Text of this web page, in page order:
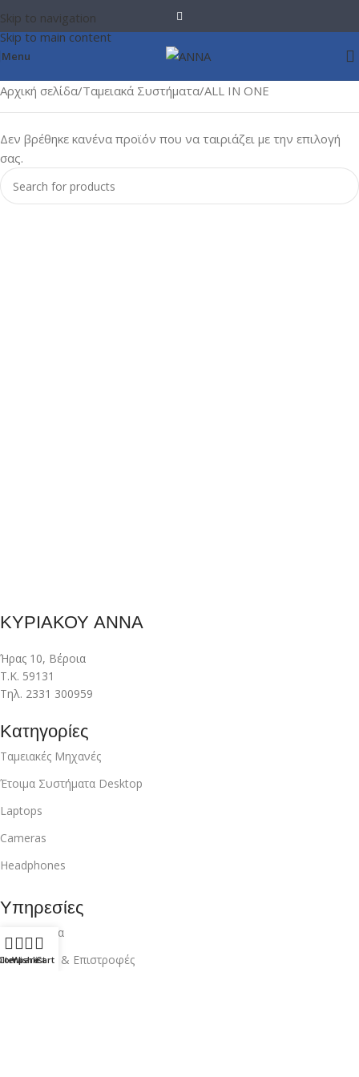
Skip to navigation
Skip to main content
Menu
Αρχική σελίδα Ταμειακά Συστήματα ALL IN ONE
Δεν βρέθηκε κανένα προϊόν που να ταιριάζει με την επιλογή
σας.
ΚΥΡΙΑΚΟΥ ΑΝΝΑ
Ήρας 10, Βέροια
Τ.Κ. 59131
Τηλ. 2331 300959
Κατηγορίες
Ταμειακές Μηχανές
Έτοιμα Συστήματα Desktop
Laptops
Cameras
Headphones
Υπηρεσίες
Επικοινωνία
Αποστολές & Επιστροφές
WishlistCart